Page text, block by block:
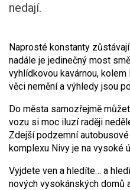
nedají.
Naprosté konstanty
nadále je jedinečný most
vyhlídkovou kavárnou,
věci nemění a výhledy jsou
Do města samozřejmě
vozu si moc iluzí raději
Zdejší podzemní
komplexu Nivy je na vysoké
Vyjdete ven a hledíte… a
nových vysokánských domů